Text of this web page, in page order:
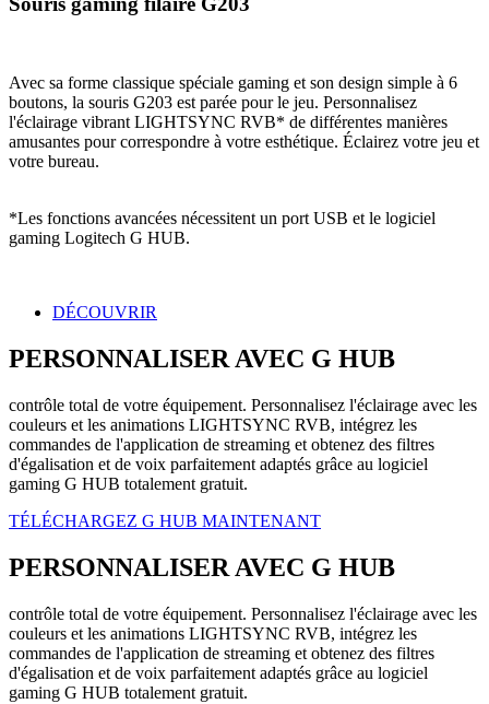
Avec sa forme classique spéciale gaming et son design simple à 6
boutons, la souris G203 est parée pour le jeu. Personnalisez
l'éclairage vibrant LIGHTSYNC RVB* de différentes manières
amusantes pour correspondre à votre esthétique. Éclairez votre jeu et
votre bureau.
*Les fonctions avancées nécessitent un port USB et le logiciel
gaming Logitech G HUB.
DÉCOUVRIR
PERSONNALISER AVEC G HUB
contrôle total de votre équipement. Personnalisez l'éclairage avec les
couleurs et les animations LIGHTSYNC RVB, intégrez les
commandes de l'application de streaming et obtenez des filtres
d'égalisation et de voix parfaitement adaptés grâce au logiciel
gaming G HUB totalement gratuit.
TÉLÉCHARGEZ G HUB MAINTENANT
PERSONNALISER AVEC G HUB
contrôle total de votre équipement. Personnalisez l'éclairage avec les
couleurs et les animations LIGHTSYNC RVB, intégrez les
commandes de l'application de streaming et obtenez des filtres
d'égalisation et de voix parfaitement adaptés grâce au logiciel
gaming G HUB totalement gratuit.